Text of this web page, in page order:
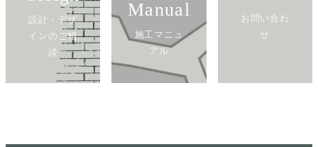
設計・デザ
インのご相
談
Manual
施工マニュ
アル
お問い合わ
せ